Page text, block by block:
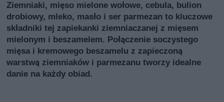
Ziemniaki, mięso mielone wołowe, cebula, bulion
drobiowy, mleko, masło i ser parmezan to kluczowe
składniki tej zapiekanki ziemniaczanej z mięsem
mielonym i beszamelem. Połączenie soczystego
mięsa i kremowego beszamelu z zapieczoną
warstwą ziemniaków i parmezanu tworzy idealne
danie na każdy obiad.